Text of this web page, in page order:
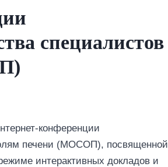
специалистов
конференции
печени (МОСОП), посвященной
интерактивных докладов и